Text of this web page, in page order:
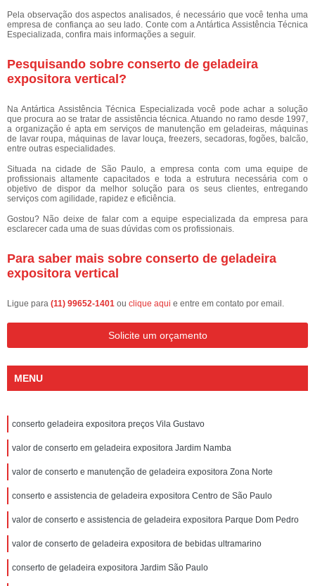
Pela observação dos aspectos analisados, é necessário que você tenha uma
empresa de confiança ao seu lado. Conte com a Antártica Assistência Técnica
Especializada, confira mais informações a seguir.
Pesquisando sobre conserto de geladeira
expositora vertical?
Na Antártica Assistência Técnica Especializada você pode achar a solução
que procura ao se tratar de assistência técnica. Atuando no ramo desde 1997,
a organização é apta em serviços de manutenção em geladeiras, máquinas
de lavar roupa, máquinas de lavar louça, freezers, secadoras, fogões, balcão,
entre outras especialidades.
Situada na cidade de São Paulo, a empresa conta com uma equipe de
profissionais altamente capacitados e toda a estrutura necessária com o
objetivo de dispor da melhor solução para os seus clientes, entregando
serviços com agilidade, rapidez e eficiência.
Gostou? Não deixe de falar com a equipe especializada da empresa para
esclarecer cada uma de suas dúvidas com os profissionais.
Para saber mais sobre conserto de geladeira
expositora vertical
Ligue para (11) 99652-1401 ou clique aqui e entre em contato por email.
Solicite um orçamento
MENU
conserto geladeira expositora preços Vila Gustavo
valor de conserto em geladeira expositora Jardim Namba
valor de conserto e manutenção de geladeira expositora Zona Norte
conserto e assistencia de geladeira expositora Centro de São Paulo
valor de conserto e assistencia de geladeira expositora Parque Dom Pedro
valor de conserto de geladeira expositora de bebidas ultramarino
conserto de geladeira expositora Jardim São Paulo